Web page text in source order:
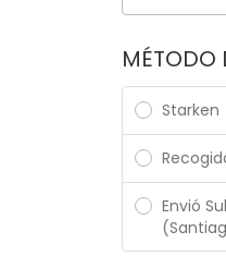
MÉTODO
Starken
Envió